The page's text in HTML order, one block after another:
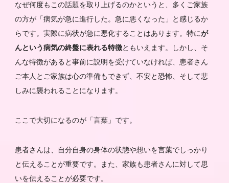
なぜ何度もこの話題を取り上げるのかというと、多くご家族
の方が「病気が急に進行した。急に悪くなった」と感じるか
らです。実際に病状が急に悪化することはあります。特にが
んという病気の終盤に表れる特徴ともいえます。しかし、そ
んな特徴があると事前に説明を受けていなければ、患者さん
ご本人とご家族は心の準備もできず、不安と恐怖、そして悲
しみに襲われることになります。
ここで大切になるのが「言葉」です。
患者さんは、自分自身の身体の状態や想いを言葉でしっかり
と伝えることが重要です。また、家族も患者さんに対して思
いを伝えることが必要です。